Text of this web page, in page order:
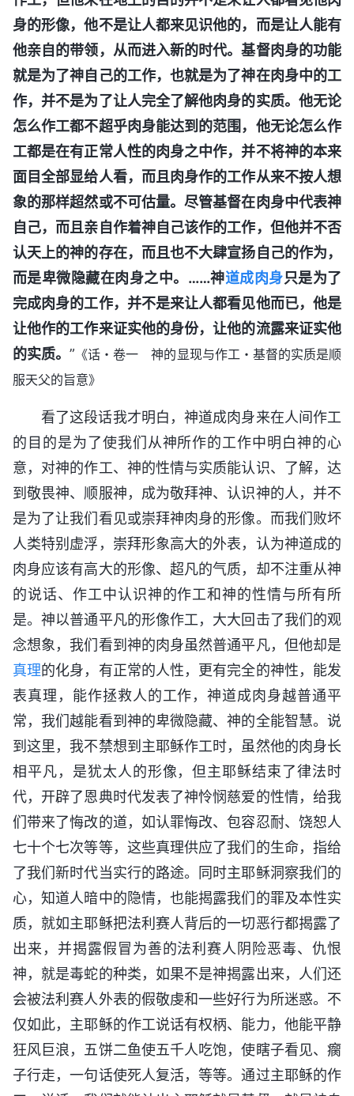
身的形像，他不是让人都来见识他的，而是让人能有
他亲自的带领，从而进入新的时代。基督肉身的功能
就是为了神自己的工作，也就是为了神在肉身中的工
作，并不是为了让人完全了解他肉身的实质。他无论
怎么作工都不超乎肉身能达到的范围，他无论怎么作
工都是在有正常人性的肉身之中作，并不将神的本来
面目全部显给人看，而且肉身作的工作从来不按人想
象的那样超然或不可估量。尽管基督在肉身中代表神
自己，而且亲自作着神自己该作的工作，但他并不否
认天上的神的存在，而且也不大肆宣扬自己的作为，
而是卑微隐藏在肉身之中。……神道成肉身只是为了
完成肉身的工作，并不是来让人都看见他而已，他是
让他作的工作来证实他的身份，让他的流露来证实他
的实质。” 《话・卷一 神的显现与作工・基督的实质是顺
服天父的旨意》
看了这段话我才明白，神道成肉身来在人间作工
的目的是为了使我们从神所作的工作中明白神的心
意，对神的作工、神的性情与实质能认识、了解，达
到敬畏神、顺服神，成为敬拜神、认识神的人，并不
是为了让我们看见或崇拜神肉身的形像。而我们败坏
人类特别虚浮，崇拜形象高大的外表，认为神道成的
肉身应该有高大的形像、超凡的气质，却不注重从神
的说话、作工中认识神的作工和神的性情与所有所
是。神以普通平凡的形像作工，大大回击了我们的观
念想象，我们看到神的肉身虽然普通平凡，但他却是
真理的化身，有正常的人性，更有完全的神性，能发
表真理，能作拯救人的工作，神道成肉身越普通平
常，我们越能看到神的卑微隐藏、神的全能智慧。说
到这里，我不禁想到主耶稣作工时，虽然他的肉身长
相平凡，是犹太人的形像，但主耶稣结束了律法时
代，开辟了恩典时代发表了神怜悯慈爱的性情，给我
们带来了悔改的道，如认罪悔改、包容忍耐、饶恕人
七十个七次等等，这些真理供应了我们的生命，指给
了我们新时代当实行的路途。同时主耶稣洞察我们的
心，知道人暗中的隐情，也能揭露我们的罪及本性实
质，就如主耶稣把法利赛人背后的一切恶行都揭露了
出来，并揭露假冒为善的法利赛人阴险恶毒、仇恨
神，就是毒蛇的种类，如果不是神揭露出来，人们还
会被法利赛人外表的假敬虔和一些好行为所迷惑。不
仅如此，主耶稣的作工说话有权柄、能力，他能平静
狂风巨浪，五饼二鱼使五千人吃饱，使瞎子看见、瘸
子行走，一句话使死人复活，等等。通过主耶稣的作